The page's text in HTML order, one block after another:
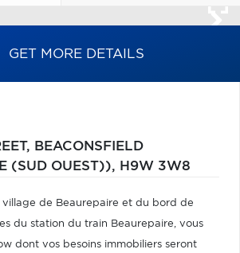
GET MORE DETAILS
BEACONSFIELD
(SUD OUEST)), H9W 3W8
de Beaurepaire et du bord de
du station du train Beaurepaire, vous
dont vos besoins immobiliers seront